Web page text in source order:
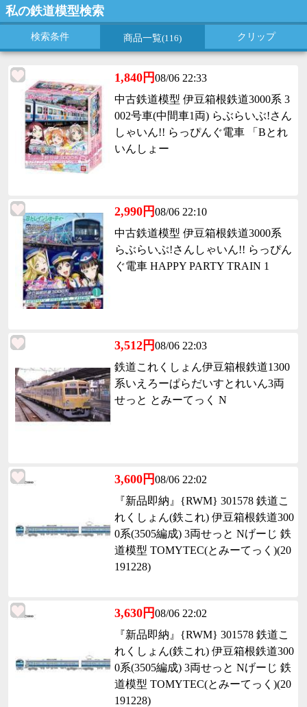
私の鉄道模型検索
検索条件 商品一覧(116) クリップ
1,840円08/06 22:33
中古鉄道模型 伊豆箱根鉄道3000系 3
002号車(中間車1両) らぶらいぶ!さん
しゃいん!! らっぴんぐ電車 「Bとれ
いんしょー
2,990円08/06 22:10
中古鉄道模型 伊豆箱根鉄道3000系
らぶらいぶ!さんしゃいん!! らっぴん
ぐ電車 HAPPY PARTY TRAIN 1
3,512円08/06 22:03
鉄道これくしょん伊豆箱根鉄道1300
系いえろーぱらだいすとれいん3両
せっと とみーてっく N
3,600円08/06 22:02
『新品即納』{RWM} 301578 鉄道こ
れくしょん(鉄これ) 伊豆箱根鉄道300
0系(3505編成) 3両せっと Nげーじ 鉄
道模型 TOMYTEC(とみーてっく)(20
191228)
3,630円08/06 22:02
『新品即納』{RWM} 301578 鉄道こ
れくしょん(鉄これ) 伊豆箱根鉄道300
0系(3505編成) 3両せっと Nげーじ 鉄
道模型 TOMYTEC(とみーてっく)(20
191228)